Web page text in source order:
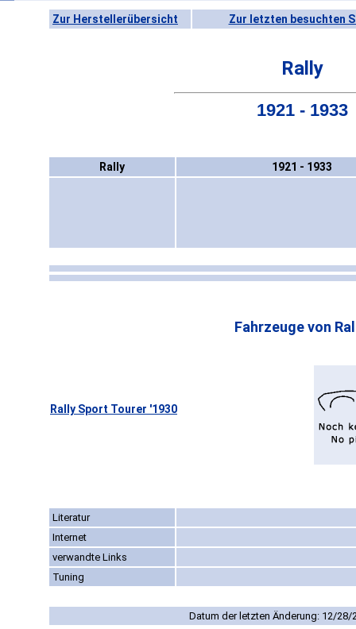
Zur Herstellerübersicht Zur letzten besuchten
Rally
1921 - 1933
Rally 1921 - 1933
Fahrzeuge von
Rally Sport Tourer '1930
Literatur
Internet
verwandte Links
Tuning
Datum der letzten Änderung: 12/28/